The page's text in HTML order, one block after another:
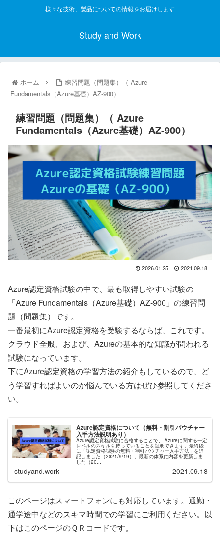
様々な技術、製品についての情報をお届けします
Study and Work
ホーム
練習問題（問題集）（ Azure
Fundamentals（Azure基礎）AZ-900）
練習問題（問題集）（ Azure
Fundamentals（Azure基礎）AZ-900）
2026.01.25 2021.09.18
Azure認定資格試験の中で、最も取得しやすい試験の
「Azure Fundamentals（Azure基礎）AZ-900」の練習問
題（問題集）です。
一番最初にAzure認定資格を受験するならば、これです。
クラウド全般、および、Azureの基本的な知識が問われる
試験になっています。
下にAzure認定資格の学習方法の紹介もしているので、ど
う学習すればよいのか悩んでいる方はぜひ参照してくださ
い。
Azure認定資格について（無料・割引バウチャー
入手方法説明あり）
Azure認定資格試験に合格することで、 Azureに関する一定
レベルのスキルを持っていることを証明できます。最終段
に「認定資格試験の無料・割引バウチャー入手方法」を追
記しました（2021/9/19）。最新の体系に内容を更新しま
した（20...
studyand.work 2021.09.18
このページはスマートフォンにも対応しています。通勤・
通学途中などのスキマ時間での学習にご利用ください。以
下はこのページのＱＲコードです。